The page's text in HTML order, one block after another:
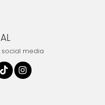
media